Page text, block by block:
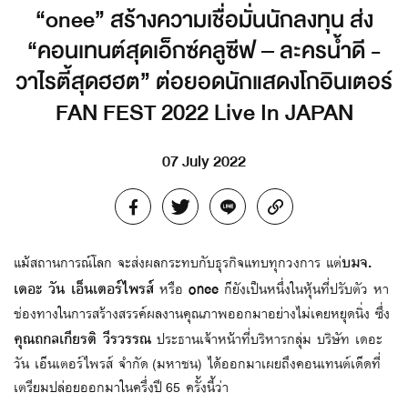
“onee” สร้างความเชื่อมั่นนักลงทุน ส่ง
“คอนเทนต์สุดเอ็กซ์คลูซีฟ – ละครน้ำดี -
วาไรตี้สุดฮฮต” ต่อยอดนักแสดงโกอินเตอร์
FAN FEST 2022 Live In JAPAN
07 July 2022
แม้สถานการณ์โลก จะส่งผลกระทบกับธุรกิจแทบทุกวงการ แต่บมจ.
เดอะ วัน เอ็นเตอร์ไพรส์ หรือ onee ก็ยังเป็นหนึ่งในหุ้นที่ปรับตัว หา
ช่องทางในการสร้างสรรค์ผลงานคุณภาพออกมาอย่างไม่เคยหยุดนิ่ง ซึ่ง
คุณถกลเกียรติ วีรวรรณ ประธานเจ้าหน้าที่บริหารกลุ่ม บริษัท เดอะ
วัน เอ็นเตอร์ไพรส์ จำกัด (มหาชน) ได้ออกมาเผยถึงคอนเทนต์เด็ดที่
เตรียมปล่อยออกมาในครึ่งปี 65 ครั้งนี้ว่า